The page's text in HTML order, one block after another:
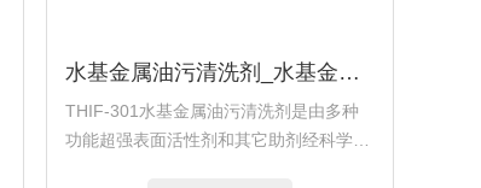
水基金属油污清洗剂_水基金属清洗剂
THIF-301水基金属油污清洗剂是由多种
功能超强表面活性剂和其它助剂经科学复